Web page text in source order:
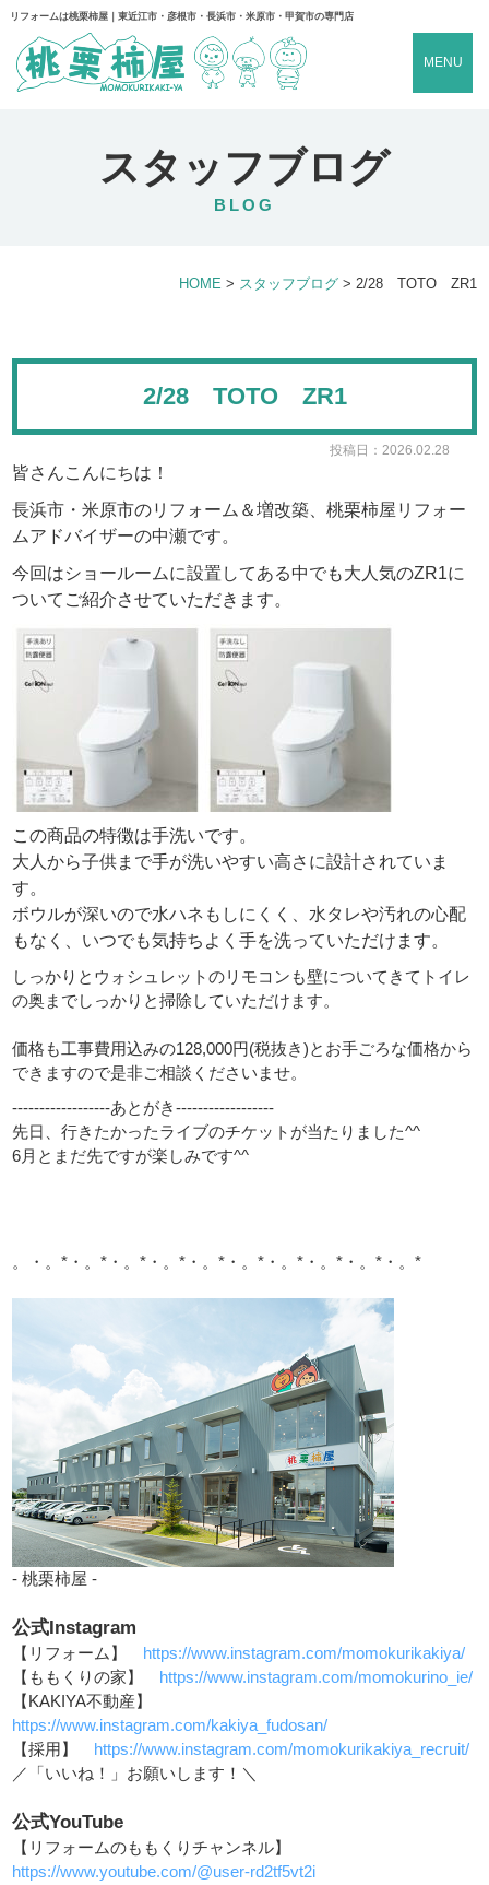
リフォームは桃栗柿屋｜東近江市・彦根市・長浜市・米原市・甲賀市の専門店
MENU
スタッフブログ
BLOG
HOME > スタッフブログ> 2/28 TOTO ZR1
2/28 TOTO ZR1
投稿日：2026.02.28
皆さんこんにちは！
長浜市・米原市のリフォーム＆増改築、桃栗柿屋リフォー
ムアドバイザーの中瀬です。
今回はショールームに設置してある中でも大人気のZR1に
ついてご紹介させていただきます。
この商品の特徴は手洗いです。
大人から子供まで手が洗いやすい高さに設計されていま
す。
ボウルが深いので水ハネもしにくく、水タレや汚れの心配
もなく、いつでも気持ちよく手を洗っていただけます。
しっかりとウォシュレットのリモコンも壁についてきてトイレ
の奥までしっかりと掃除していただけます。
価格も工事費用込みの128,000円(税抜き)とお手ごろな価格から
できますので是非ご相談くださいませ。
------------------あとがき------------------
先日、行きたかったライブのチケットが当たりました^^
6月とまだ先ですが楽しみです^^
。・。*・。*・。*・。*・。*・。*・。*・。*・。*・。*
- 桃栗柿屋 -
公式Instagram
【リフォーム】
https://www.instagram.com/momokurikakiya/
【ももくりの家】
https://www.instagram.com/momokurino_ie/
【KAKIYA不動産】
https://www.instagram.com/kakiya_fudosan/
【採用】
https://www.instagram.com/momokurikakiya_recruit/
／「いいね！」お願いします！＼
公式YouTube
【リフォームのももくりチャンネル】
https://www.youtube.com/@user-rd2tf5vt2i